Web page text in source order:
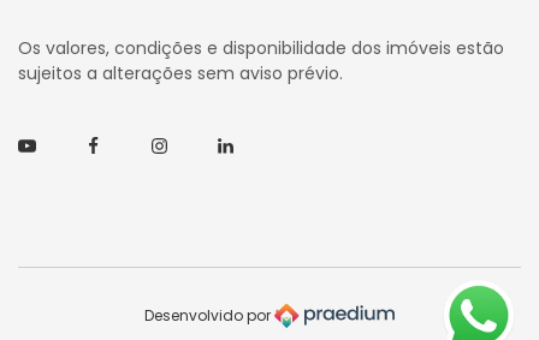
Os valores, condições e disponibilidade dos imóveis estão
sujeitos a alterações sem aviso prévio.
YoutubeFacebookInstagramLinkedin
Desenvolvido por